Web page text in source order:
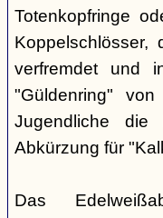
Totenkopfringe
Koppelschlösser,
verfremdet und
"Güldenring"
Jugendliche
Abkürzung für
Das